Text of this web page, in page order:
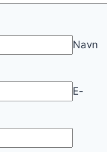
Navn
E-